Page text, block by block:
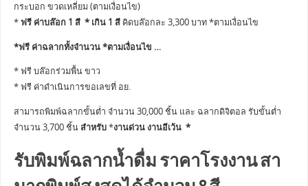
กระบอก ขวดเหลี่ยม (ตามเงื่อนไข)
*ฟรี ค่าบล๊อก 1 สี * เกิน 1 สี คิดบล๊อกละ 3,300 บาท *ตามเงื่อนไข
*ฟรี ค่าฉลากทั้งจำนวน *ตามเงื่อนไข …
* ฟรี บล๊อกร่วมพื้น ขาว
* ฟรี ค่าดำเนินการขอเลขที่ อย.
สามารถพิมพ์ฉลากขั้นต่ำ จำนวน 30,000 ชิ้น และ ฉลากดิจิตอล รับขั้นต่ำ
จำนวน 3,700 ชิ้นสำหรับ*งานด่วน งานอีเว้น *
รับพิมพ์ฉลากน้ำดื่ม ราคาโรงงาน สา